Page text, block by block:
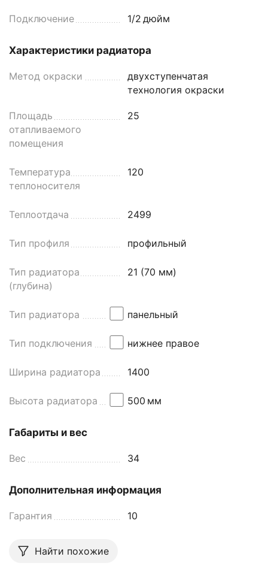
Подключение 1/2 дюйм
Характеристики радиатора
Метод окраски
двухступенчатая
технология окраски
Площадь
отапливаемого
помещения
25
Температура
теплоносителя
120
Теплоотдача 2499
Тип профиля профильный
Тип радиатора
(глубина)
21 (70 мм)
Тип радиатора панельный
Тип подключения нижнее правое
Ширина радиатора 1400
Высота радиатора 500 мм
Габариты и вес
Вес 34
Дополнительная информация
Гарантия 10
Найти похожие